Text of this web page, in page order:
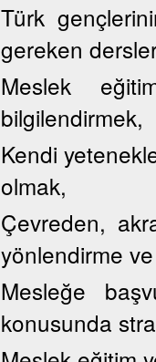
Türk
gereken
Meslek
bilgilendirmek,
Kendi
olmak,
Çevreden,
yönlendirme
Mesleğe
konusunda